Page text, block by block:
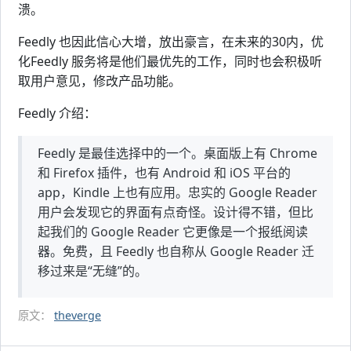
溃。
Feedly 也因此信心大增，放出豪言，在未来的30内，优
化Feedly 服务将是他们最优先的工作，同时也会积极听
取用户意见，修改产品功能。
Feedly 介绍：
Feedly 是最佳选择中的一个。桌面版上有 Chrome
和 Firefox 插件，也有 Android 和 iOS 平台的
app，Kindle 上也有应用。忠实的 Google Reader
用户会发现它的界面有点奇怪。设计得不错，但比
起我们的 Google Reader 它更像是一个报纸阅读
器。免费，且 Feedly 也自称从 Google Reader 迁
移过来是“无缝”的。
原文： theverge